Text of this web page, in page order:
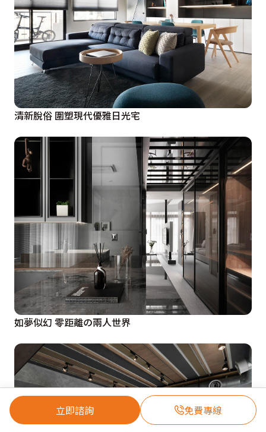
立即諮詢 免費專線
清新脫俗 圍塑現代優雅日光宅
如夢似幻 零距離の兩人世界